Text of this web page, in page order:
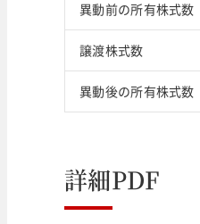
異動前の所有株式数
譲渡株式数
異動後の所有株式数
詳細PDF